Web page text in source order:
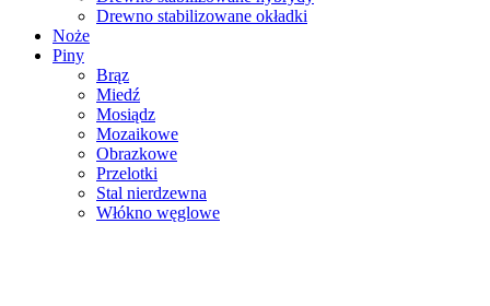
Drewno stabilizowane okładki
Noże
Piny
Brąz
Miedź
Mosiądz
Mozaikowe
Obrazkowe
Przelotki
Stal nierdzewna
Włókno węglowe